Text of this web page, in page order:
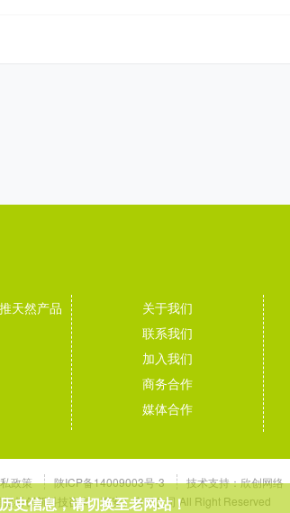
天然产品
关于我们
联系我们
加入我们
商务合作
媒体合作
政策 陕ICP备14009003号-3 技术支持：欣创网络
桥创新科技咨询（西安）有限公司 All Right Reserved
史信息，请切换至老网站！